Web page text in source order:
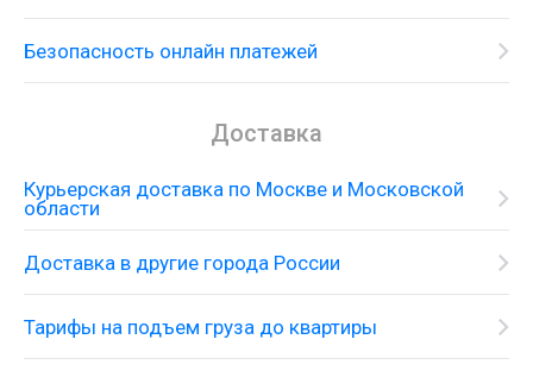
Смеситель-термостат с душевым
гарнитуром, верхним и боковыми душами
Безопасность онлайн платежей
Доставка
Курьерская доставка по Москве и Московской
области
Доставка в другие города России
Тарифы на подъем груза до квартиры